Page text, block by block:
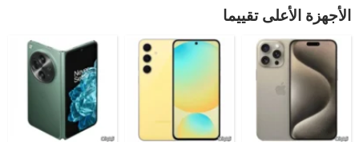
الأجهزة الأعلى تقييما